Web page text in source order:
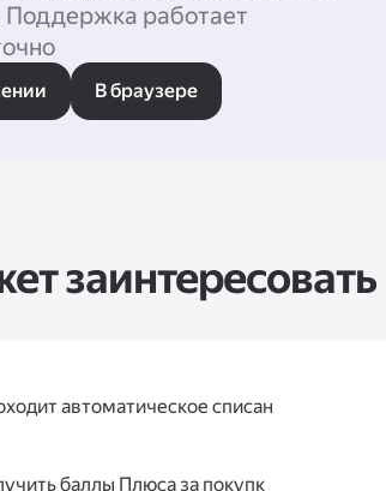
Поддержка работает
В браузере
заинтересовать
автоматическое списан
баллы Плюса за покупк